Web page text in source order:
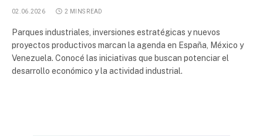
02.06.2026 2 MINS READ
Parques industriales, inversiones estratégicas y nuevos
proyectos productivos marcan la agenda en España, México y
Venezuela. Conocé las iniciativas que buscan potenciar el
desarrollo económico y la actividad industrial.